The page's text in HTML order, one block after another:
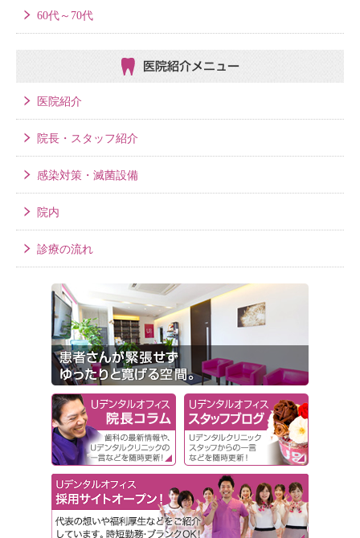
60代～70代
医院紹介メニュー
医院紹介
院長・スタッフ紹介
感染対策・滅菌設備
院内
診療の流れ